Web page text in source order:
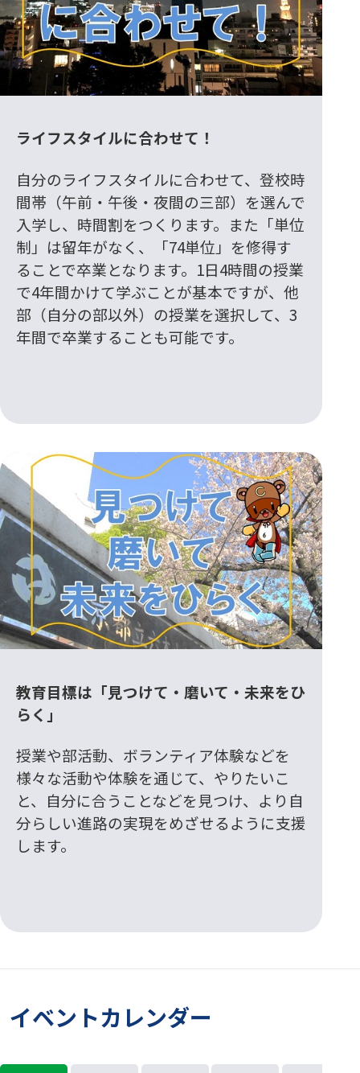
ライフスタイルに合わせて！
自分のライフスタイルに合わせて、登校時
間帯（午前・午後・夜間の三部）を選んで
入学し、時間割をつくります。また「単位
制」は留年がなく、「74単位」を修得す
ることで卒業となります。1日4時間の授業
で4年間かけて学ぶことが基本ですが、他
部（自分の部以外）の授業を選択して、3
年間で卒業することも可能です。
教育目標は「見つけて・磨いて・未来をひ
らく」
授業や部活動、ボランティア体験などを
様々な活動や体験を通じて、やりたいこ
と、自分に合うことなどを見つけ、より自
分らしい進路の実現をめざせるように支援
します。
イベントカレンダー